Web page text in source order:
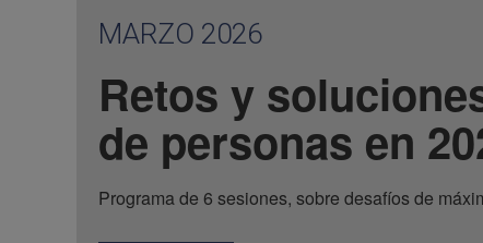
MARZO 2026
Retos y
de personas en
Programa de 6 sesiones, sobre desafíos de